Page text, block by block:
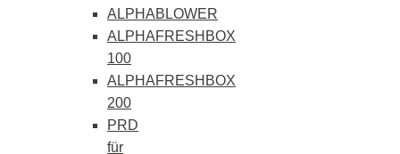
ALPHABLOWER
ALPHAFRESHBOX
100
ALPHAFRESHBOX
200
PRD
für